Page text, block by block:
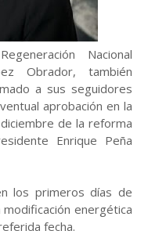
Nacional
Obrador, también
a sus seguidores
aprobación en la
de la reforma
Enrique Peña
los primeros días de
energética
fecha.